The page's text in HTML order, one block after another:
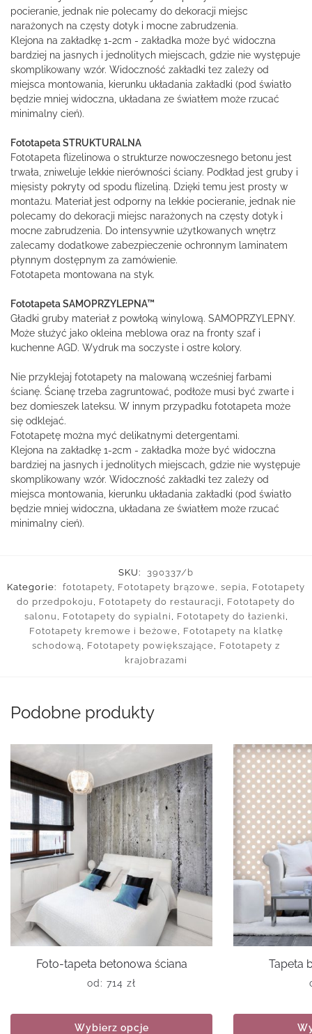
pocieranie, jednak nie polecamy do dekoracji miejsc
narażonych na częsty dotyk i mocne zabrudzenia.
Klejona na zakładkę 1-2cm - zakładka może być widoczna
bardziej na jasnych i jednolitych miejscach, gdzie nie występuje
skomplikowany wzór. Widoczność zakładki tez zależy od
miejsca montowania, kierunku układania zakładki (pod światło
będzie mniej widoczna, układana ze światłem może rzucać
minimalny cień).
Fototapeta STRUKTURALNA
Fototapeta flizelinowa o strukturze nowoczesnego betonu jest
trwała, zniweluje lekkie nierówności ściany. Podkład jest gruby i
mięsisty pokryty od spodu flizeliną. Dzięki temu jest prosty w
montażu. Materiał jest odporny na lekkie pocieranie, jednak nie
polecamy do dekoracji miejsc narażonych na częsty dotyk i
mocne zabrudzenia. Do intensywnie użytkowanych wnętrz
zalecamy dodatkowe zabezpieczenie ochronnym laminatem
płynnym dostępnym za zamówienie.
Fototapeta montowana na styk.
Fototapeta SAMOPRZYLEPNA™
Gładki gruby materiał z powłoką winylową. SAMOPRZYLEPNY.
Może służyć jako okleina meblowa oraz na fronty szaf i
kuchenne AGD. Wydruk ma soczyste i ostre kolory.
Nie przyklejaj fototapety na malowaną wcześniej farbami
ścianę. Ścianę trzeba zagruntować, podłoże musi być zwarte i
bez domieszek lateksu. W innym przypadku fototapeta może
się odklejać.
Fototapetę można myć delikatnymi detergentami.
Klejona na zakładkę 1-2cm - zakładka może być widoczna
bardziej na jasnych i jednolitych miejscach, gdzie nie występuje
skomplikowany wzór. Widoczność zakładki tez zależy od
miejsca montowania, kierunku układania zakładki (pod światło
będzie mniej widoczna, układana ze światłem może rzucać
minimalny cień).
SKU:
390337/b
Kategorie:
fototapety, Fototapety brązowe, sepia, Fototapety
do przedpokoju , Fototapety do restauracji , Fototapety do
salonu , Fototapety do sypialni , Fototapety do łazienki ,
Fototapety kremowe i beżowe, Fototapety na klatkę
schodową, Fototapety powiększające, Fototapety z
krajobrazami
Podobne produkty
Foto-tapeta betonowa ściana
od: 714 zł
Wybierz opcje
Tapeta